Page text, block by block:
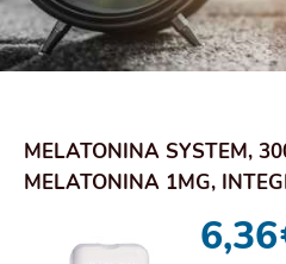
MELATONINA SYSTEM,
MELATONINA 1MG,
6,36